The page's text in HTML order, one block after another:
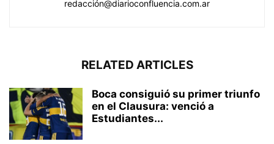
redacción@diarioconfluencia.com.ar
RELATED ARTICLES
Boca consiguió su primer triunfo
en el Clausura: venció a
Estudiantes...